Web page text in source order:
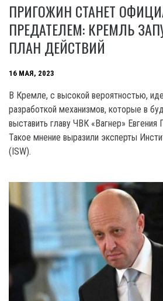
ПРИГОЖИН СТАНЕТ
ПРЕДАТЕЛЕМ: КРЕМЛЬ
ПЛАН ДЕЙСТВИЙ
16 МАЯ, 2023
В Кремле, с высокой вероятностью,
разработкой механизмов, которые в
выставить главу ЧВК «Вагнер»
Такое мнение выразили эксперты
(ISW).